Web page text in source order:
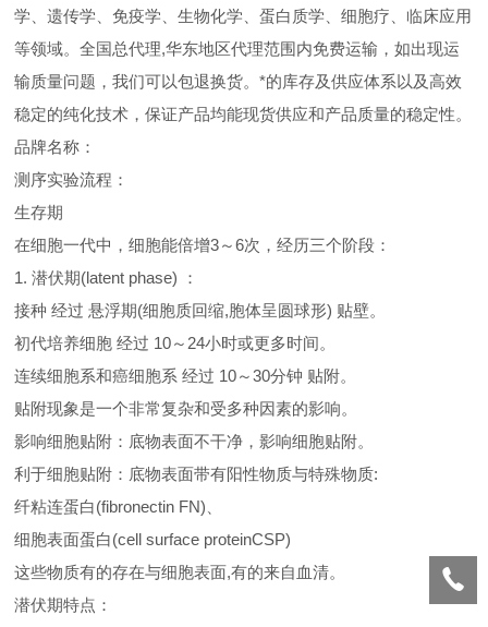
学、遗传学、免疫学、生物化学、蛋白质学、细胞疗、临床应用
等领域。全国总代理,华东地区代理范围内免费运输，如出现运
输质量问题，我们可以包退换货。*的库存及供应体系以及高效
稳定的纯化技术，保证产品均能现货供应和产品质量的稳定性。
品牌名称：
测序实验流程：
生存期
在细胞一代中，细胞能倍增3～6次，经历三个阶段：
1. 潜伏期(latent phase) ：
接种 经过 悬浮期(细胞质回缩,胞体呈圆球形) 贴壁。
初代培养细胞 经过 10～24小时或更多时间。
连续细胞系和癌细胞系 经过 10～30分钟 贴附。
贴附现象是一个非常复杂和受多种因素的影响。
影响细胞贴附：底物表面不干净，影响细胞贴附。
利于细胞贴附：底物表面带有阳性物质与特殊物质:
纤粘连蛋白(fibronectin FN)、
细胞表面蛋白(cell surface proteinCSP)
这些物质有的存在与细胞表面,有的来自血清。
潜伏期特点：